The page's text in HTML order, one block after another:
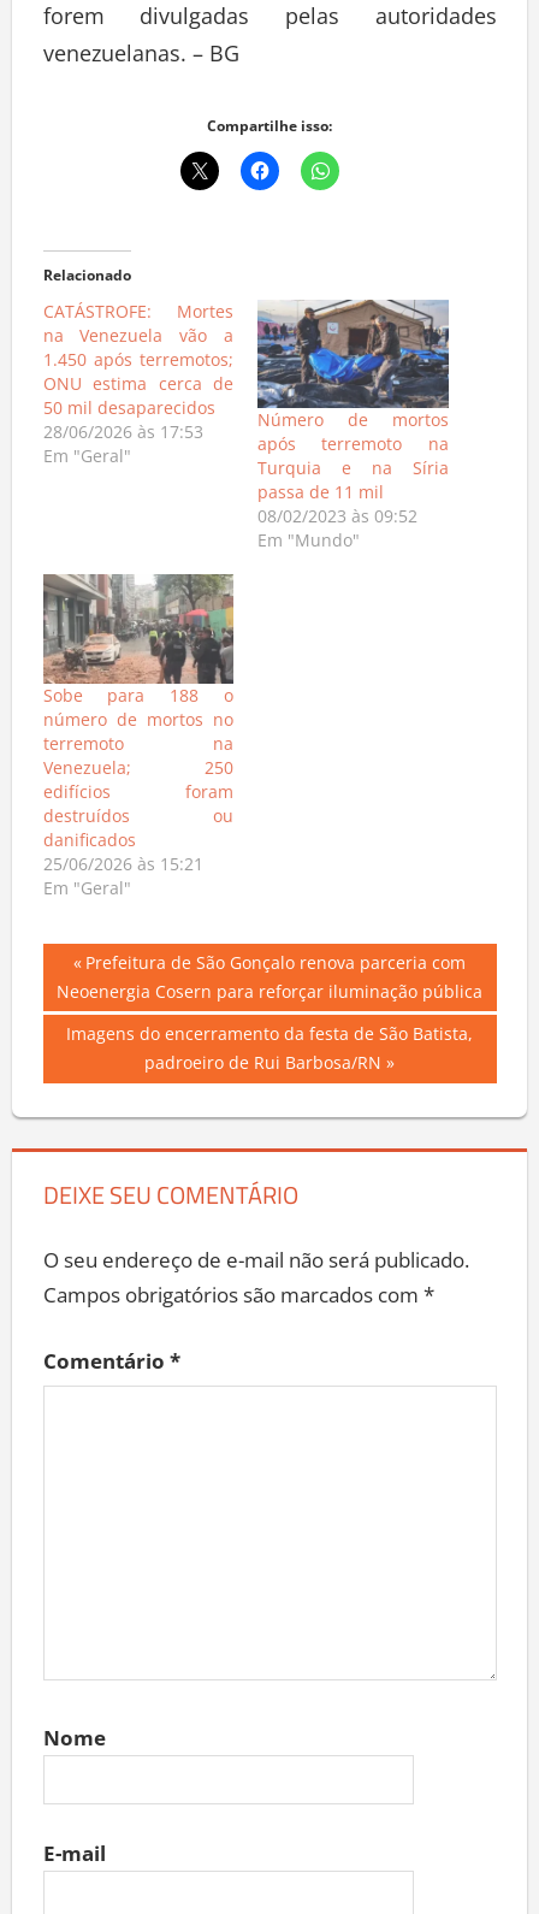
forem divulgadas pelas autoridades
venezuelanas. – BG
Compartilhe isso:
Relacionado
CATÁSTROFE: Mortes
na Venezuela vão a
1.450 após terremotos;
ONU estima cerca de
50 mil desaparecidos
28/06/2026 às 17:53
Em "Geral"
Número de mortos
após terremoto na
Turquia e na Síria
passa de 11 mil
08/02/2023 às 09:52
Em "Mundo"
Sobe para 188 o
número de mortos no
terremoto na
Venezuela; 250
edifícios foram
destruídos ou
danificados
25/06/2026 às 15:21
Em "Geral"
Navegação
de
Previous
Post:
Prefeitura de São Gonçalo renova parceria com
Neoenergia Cosern para reforçar iluminação pública
Next
Imagens do encerramento da festa de São Batista,
padroeiro de Rui Barbosa/RN
DEIXE SEU COMENTÁRIO
O seu endereço de e-mail não será publicado.
Campos obrigatórios são marcados com *
Comentário *
Nome
E-mail